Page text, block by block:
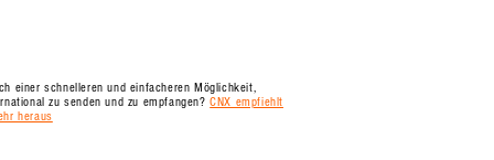
einer schnelleren und einfacheren Möglichkeit,
zu senden und zu empfangen?CNX empfiehlt
heraus